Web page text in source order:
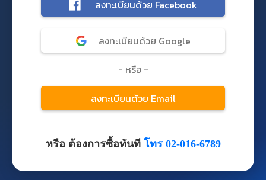
หรือ ต้องการซื้อทันที โทร 02-016-6789